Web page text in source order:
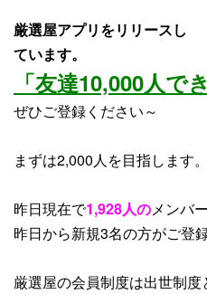
厳選屋アプリをリリースし
ています。
「友達10,000人で
ぜひご登録ください～
まずは2,000人を目指します。
昨日現在で1,928人のメンバ
昨日から新規3名の方がご登
厳選屋の会員制度は出世制度